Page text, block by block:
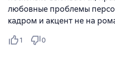
любовные проблемы
кадром и акцент не на
1 0